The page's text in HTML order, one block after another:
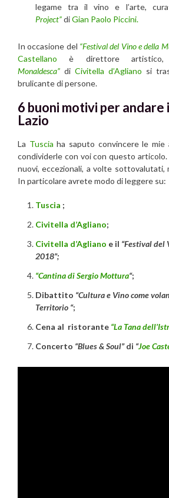
legame tra il vino e l’arte,
Project”diGian Paolo Piccini.
In occasione del “Festival del Vino e della
Castellano è direttore
Monaldesca” di Civitella d’Agliano si
brulicante di persone.
6 buoni motivi per andare
Lazio
La Tusciaha saputo convincere le
condividerle con voi con questo
nuovi, eccezionali, a volte sottovalutati,
In particolare avrete modo di leggere su:
Tuscia ;
Civitella d’Agliano;
Civitella d’Agliano e il “Festival del
2018”;
“Cantina di Sergio Mottura“;
Dibattito “Cultura e Vino come
Territorio “;
Cena al ristorante “La Tana
Concerto “Blues & Soul”di “Joe